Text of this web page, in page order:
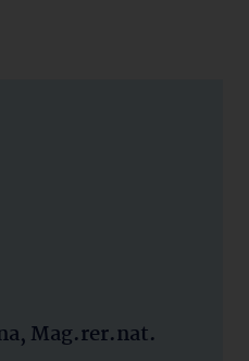
Mag.rer.nat.